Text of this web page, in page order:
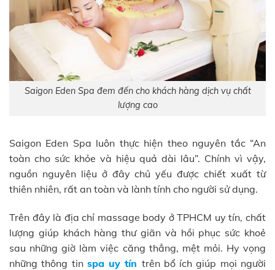
Saigon Eden Spa đem đến cho khách hàng dịch vụ chất
lượng cao
Saigon Eden Spa luôn thực hiện theo nguyên tắc “An
toàn cho sức khỏe và hiệu quả dài lâu”. Chính vì vậy,
nguồn nguyên liệu ở đây chủ yếu được chiết xuất từ
thiên nhiên, rất an toàn và lành tính cho người sử dụng.
Trên đây là địa chỉ massage body ở TPHCM uy tín, chất
lượng giúp khách hàng thư giãn và hồi phục sức khoẻ
sau những giờ làm việc căng thẳng, mệt mỏi. Hy vọng
những thông tin spa uy tín trên bổ ích giúp mọi người